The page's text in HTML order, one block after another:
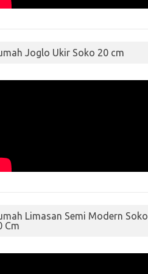
Joglo Ukir Soko 20 cm
Limasan Semi Modern Soko
Cm